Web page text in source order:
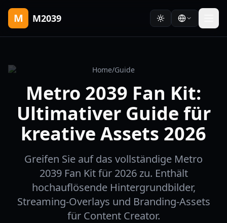
M M2039
Home/Guide
Metro 2039 Fan Kit:
Ultimativer Guide für
kreative Assets 2026
Greifen Sie auf das vollständige Metro
2039 Fan Kit für 2026 zu. Enthält
hochauflösende Hintergrundbilder,
Streaming-Overlays und Branding-Assets
für Content Creator.